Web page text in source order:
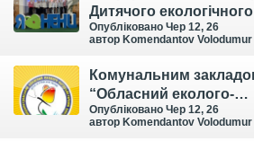
Дитячого екологічного
парламенту та юних
завершився
Опубліковано Чер 12, 26
автор Komendantov Volodumur
Комунальним
“Обласний еколого-
натуралістичний центр
учнівської молоді”
Опубліковано Чер 12, 26
автор Komendantov Volodumur